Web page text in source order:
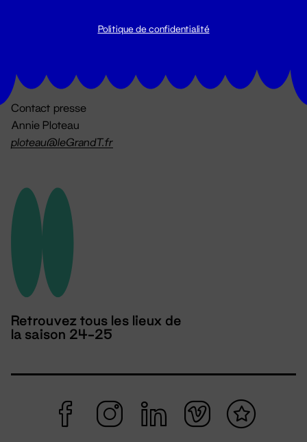
Contact presse
Annie Ploteau
ploteau@leGrandT.fr
Retrouvez tous les lieux de
la saison 24-25
Politique de confidentialité